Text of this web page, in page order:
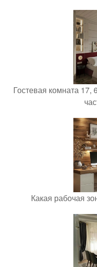
Гостевая комната 17,
Какая рабочая